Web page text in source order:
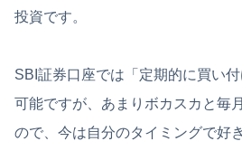
投資です。
SBI証券口座では「定期的に買い
可能ですが、あまりボカスカと毎
ので、今は自分のタイミングで好